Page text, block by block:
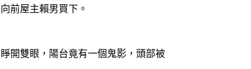
前屋主賴男買下。
開雙眼，陽台竟有一個鬼影，頭部被